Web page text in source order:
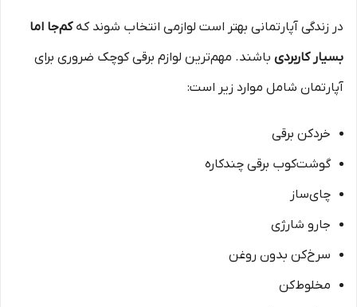
در زندگی آپارتمانی بهتر است لوازمی انتخاب شوند کهکم‌جا اما
بسیار کاربردی باشند. مهم‌ترین لوازم برقی کوچک ضروری برای
آپارتمان شامل موارد زیر است:
خردکن برقی
گوشت‌کوب برقی چندکاره
چای‌ساز
جارو شارژی
سرخ‌کن بدون روغن
مخلوط‌کن